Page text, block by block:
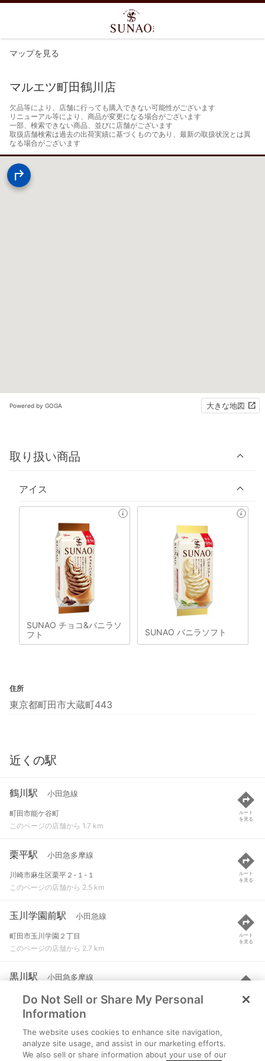
マップを見る
マルエツ町田鶴川店
欠品等により、店舗に行っても購入できない可能性がございます
リニューアル等により、商品が変更になる場合がございます
一部、検索できない商品、並びに店舗がございます
取扱店舗検索は過去の出荷実績に基づくものであり、最新の取扱状況とは異
なる場合がございます
Powered by GOGA 大きな地図
取り扱い商品
アイス
SUNAO チョコ&バニラソ
フト
SUNAO バニラソフト
住所
東京都町田市大蔵町443
近くの駅
鶴川駅 小田急線
町田市能ケ谷町
このページの店舗から 1.7 km
ルート
を見る
栗平駅 小田急多摩線
川崎市麻生区栗平２-１-１
このページの店舗から 2.5 km
ルート
を見る
玉川学園前駅 小田急線
町田市玉川学園２丁目
このページの店舗から 2.7 km
ルート
を見る
黒川駅 小田急多摩線
川崎市麻生区南黒川４丁目
このページの店舗から 2.9 km
ルート
を見る
五月台駅 小田急多摩線
川崎市麻生区五力田３丁目
Do Not Sell or Share My Personal
Information
The website uses cookies to enhance site navigation,
analyze site usage, and assist in our marketing efforts.
We also sell or share information about your use of our